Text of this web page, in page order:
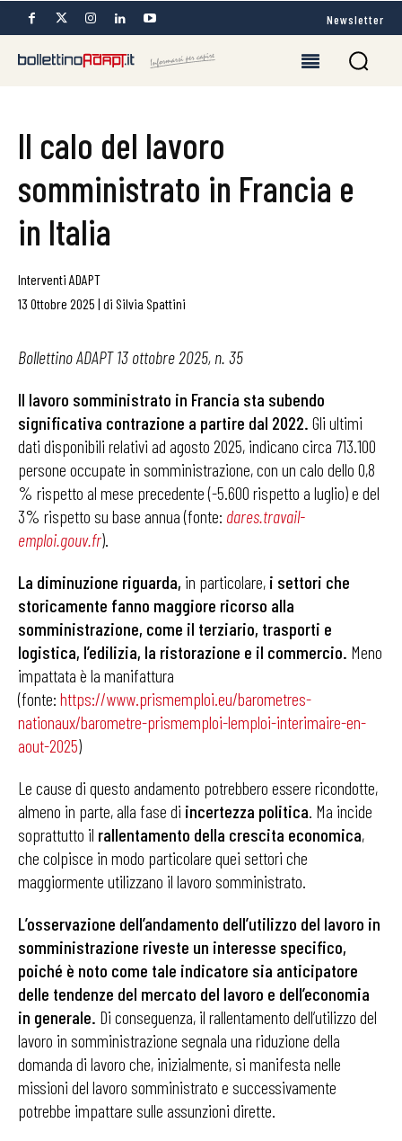
Newsletter
Il calo del lavoro
somministrato in Francia e
in Italia
Interventi ADAPT
13 Ottobre 2025 | di Silvia Spattini
Bollettino ADAPT 13 ottobre 2025, n. 35
Il lavoro somministrato in Francia sta subendo
significativa contrazione a partire dal 2022. Gli ultimi
dati disponibili relativi ad agosto 2025, indicano circa 713.100
persone occupate in somministrazione, con un calo dello 0,8
% rispetto al mese precedente (-5.600 rispetto a luglio) e del
3% rispetto su base annua (fonte: dares.travail-
emploi.gouv.fr).
La diminuzione riguarda, in particolare, i settori che
storicamente fanno maggiore ricorso alla
somministrazione, come il terziario, trasporti e
logistica, l’edilizia, la ristorazione e il commercio. Meno
impattata è la manifattura
(fonte: https://www.prismemploi.eu/barometres-
nationaux/barometre-prismemploi-lemploi-interimaire-en-
aout-2025)
Le cause di questo andamento potrebbero essere ricondotte,
almeno in parte, alla fase di incertezza politica. Ma incide
soprattutto il rallentamento della crescita economica,
che colpisce in modo particolare quei settori che
maggiormente utilizzano il lavoro somministrato.
L’osservazione dell’andamento dell’utilizzo del lavoro in
somministrazione riveste un interesse specifico,
poiché è noto come tale indicatore sia anticipatore
delle tendenze del mercato del lavoro e dell’economia
in generale. Di conseguenza, il rallentamento dell’utilizzo del
lavoro in somministrazione segnala una riduzione della
domanda di lavoro che, inizialmente, si manifesta nelle
missioni del lavoro somministrato e successivamente
potrebbe impattare sulle assunzioni dirette.